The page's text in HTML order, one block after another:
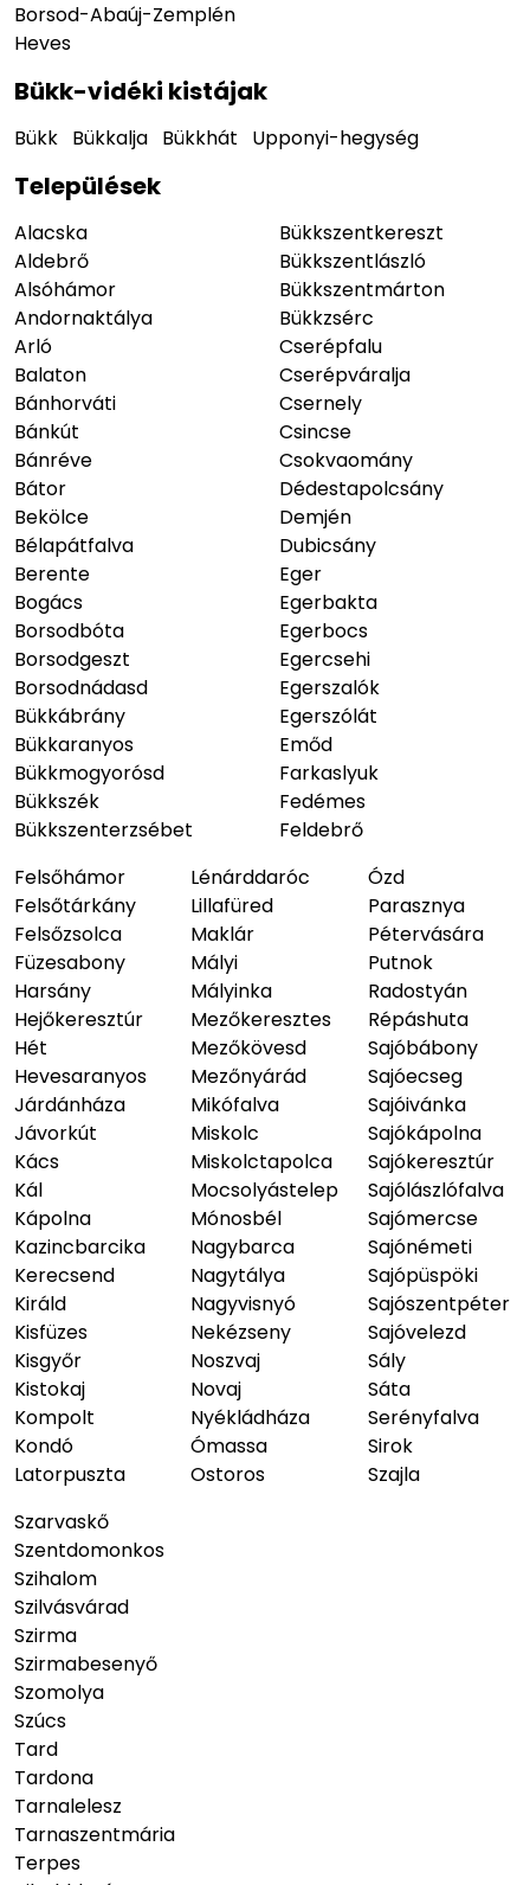
Borsod-Abaúj-Zemplén
Heves
Bükk-vidéki kistájak
Bükk Bükkalja Bükkhát Upponyi-hegység
Települések
Alacska
Aldebrő
Alsóhámor
Andornaktálya
Arló
Balaton
Bánhorváti
Bánkút
Bánréve
Bátor
Bekölce
Bélapátfalva
Berente
Bogács
Borsodbóta
Borsodgeszt
Borsodnádasd
Bükkábrány
Bükkaranyos
Bükkmogyorósd
Bükkszék
Bükkszenterzsébet
Bükkszentkereszt
Bükkszentlászló
Bükkszentmárton
Bükkzsérc
Cserépfalu
Cserépváralja
Csernely
Csincse
Csokvaomány
Dédestapolcsány
Demjén
Dubicsány
Eger
Egerbakta
Egerbocs
Egercsehi
Egerszalók
Egerszólát
Emőd
Farkaslyuk
Fedémes
Feldebrő
Felsőhámor
Felsőtárkány
Felsőzsolca
Füzesabony
Harsány
Hejőkeresztúr
Hét
Hevesaranyos
Járdánháza
Jávorkút
Kács
Kál
Kápolna
Kazincbarcika
Kerecsend
Királd
Kisfüzes
Kisgyőr
Kistokaj
Kompolt
Kondó
Latorpuszta
Lénárddaróc
Lillafüred
Maklár
Mályi
Mályinka
Mezőkeresztes
Mezőkövesd
Mezőnyárád
Mikófalva
Miskolc
Miskolctapolca
Mocsolyástelep
Mónosbél
Nagybarca
Nagytálya
Nagyvisnyó
Nekézseny
Noszvaj
Novaj
Nyékládháza
Ómassa
Ostoros
Ózd
Parasznya
Pétervására
Putnok
Radostyán
Répáshuta
Sajóbábony
Sajóecseg
Sajóivánka
Sajókápolna
Sajókeresztúr
Sajólászlófalva
Sajómercse
Sajónémeti
Sajópüspöki
Sajószentpéter
Sajóvelezd
Sály
Sáta
Serényfalva
Sirok
Szajla
Szarvaskő
Szentdomonkos
Szihalom
Szilvásvárad
Szirma
Szirmabesenyő
Szomolya
Szúcs
Tard
Tardona
Tarnalelesz
Tarnaszentmária
Terpes